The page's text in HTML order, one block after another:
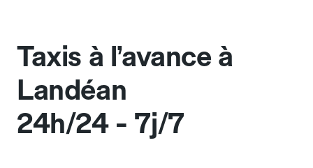
Taxis à l’avance à
Landéan
24h/24 - 7j/7